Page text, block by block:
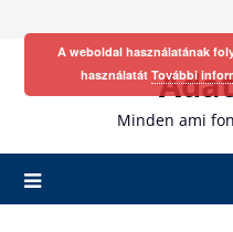
Minden ami
A weboldal használatának
használatát További